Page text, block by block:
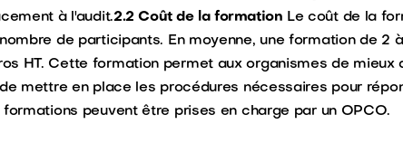
à l'audit.2.2 Coût de la formation Le coût de la
de participants. En moyenne, une formation de 2
HT. Cette formation permet aux organismes de mieux
mettre en place les procédures nécessaires pour
peuvent être prises en charge par un OPCO.